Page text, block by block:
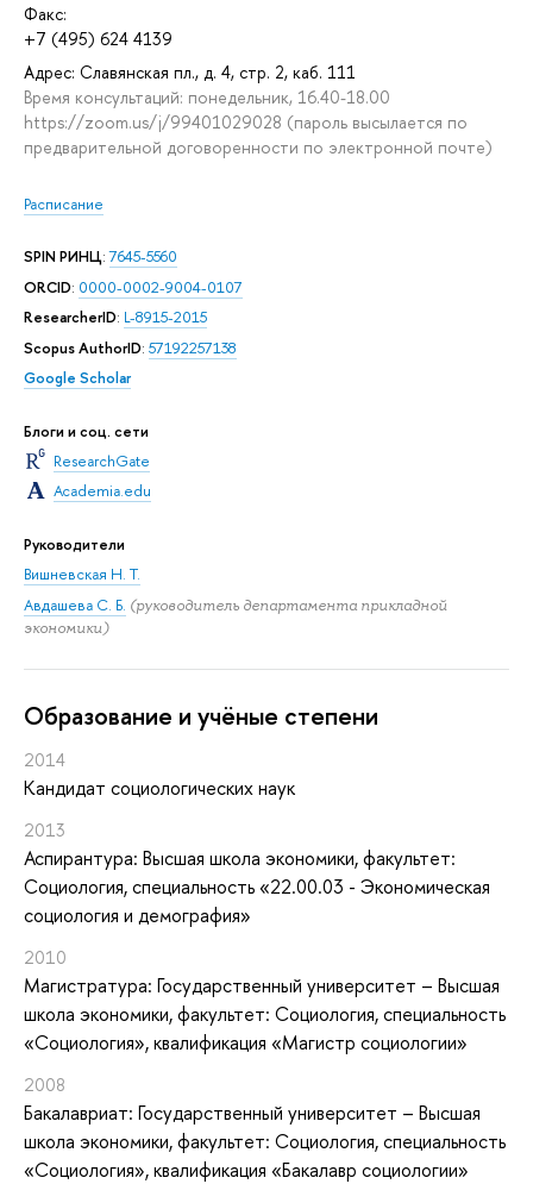
Факс:
+7 (495) 624 4139
Адрес: Славянская пл., д. 4, стр. 2, каб. 111
Время консультаций: понедельник, 16.40-18.00
https://zoom.us/j/99401029028 (пароль высылается по
предварительной договоренности по электронной почте)
Расписание
SPIN РИНЦ:7645-5560
ORCID: 0000-0002-9004-0107
ResearcherID: L-8915-2015
Scopus AuthorID: 57192257138
Google Scholar
Блоги и соц. сети
ResearchGate
Academia.edu
Руководители
Вишневская Н. Т.
Авдашева С. Б. (руководитель департамента прикладной
экономики)
Oбразование и учёные степени
2014
Кандидат социологических наук
2013
Аспирантура: Высшая школа экономики, факультет:
Социология, специальность «22.00.03 - Экономическая
социология и демография»
2010
Магистратура: Государственный университет – Высшая
школа экономики, факультет: Социология, специальность
«Социология», квалификация «Магистр социологии»
2008
Бакалавриат: Государственный университет – Высшая
школа экономики, факультет: Социология, специальность
«Социология», квалификация «Бакалавр социологии»